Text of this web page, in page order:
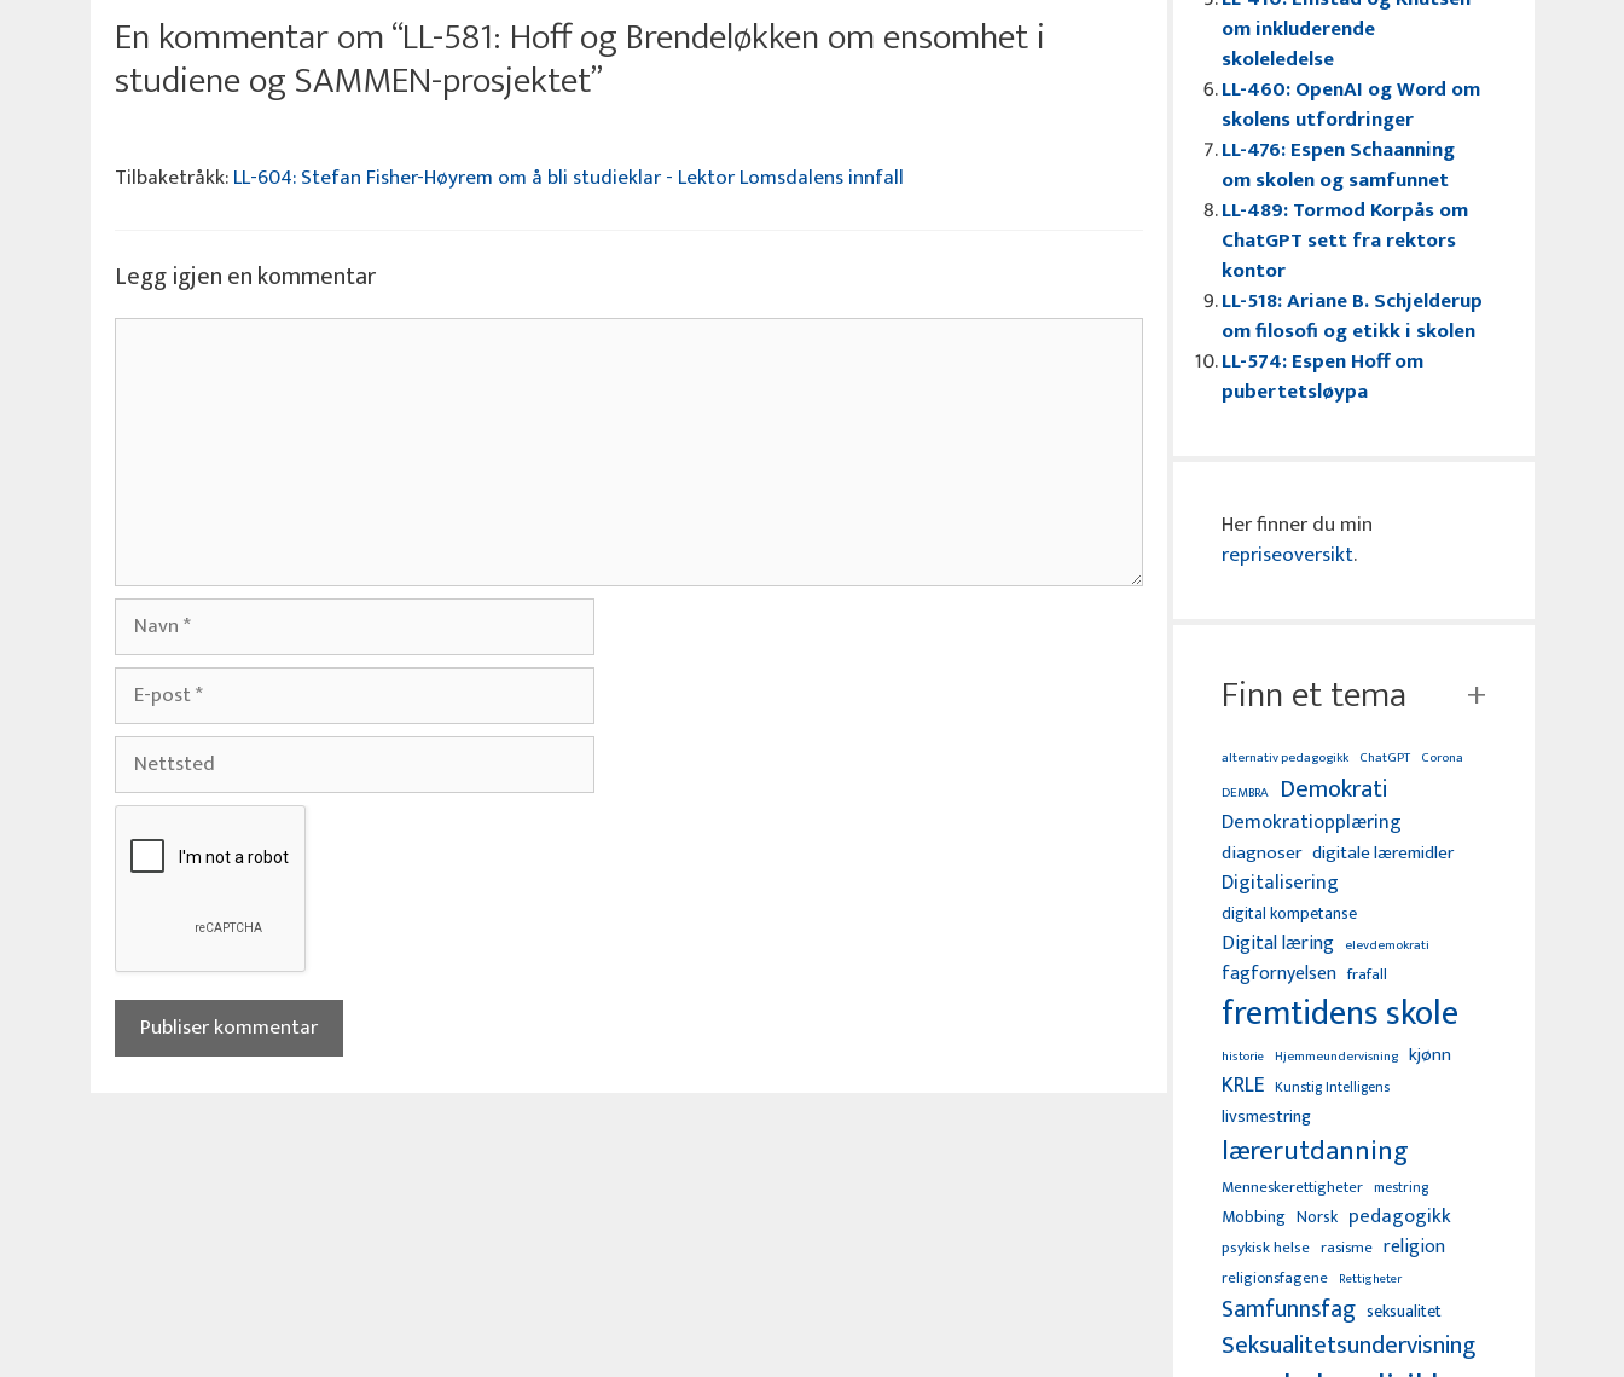
En kommentar om “LL-581: Hoff og Brendeløkken om ensomhet i
studiene og SAMMEN-prosjektet”
Tilbaketråkk:LL-604: Stefan Fisher-Høyrem om å bli studieklar - Lektor Lomsdalens innfall
Legg igjen en kommentar
Navn
post
Nettsted
om inkluderende
skoleledelse
LL-460: OpenAI og Word om
skolens utfordringer
LL-476: Espen Schaanning
om skolen og samfunnet
LL-489: Tormod Korpås om
ChatGPT sett fra rektors
kontor
LL-518: Ariane B. Schjelderup
om filosofi og etikk i skolen
LL-574: Espen Hoff om
pubertetsløypa
Her finner du min
repriseoversikt.
Finn et tema
alternativ pedagogikk ChatGPT Corona
DEMBRA Demokrati
Demokratiopplæring
diagnoser digitale læremidler
Digitalisering
digital kompetanse
Digital læring elevdemokrati
fagfornyelsen frafall
fremtidens skole
historie Hjemmeundervisning kjønn
KRLE Kunstig Intelligens
livsmestring
lærerutdanning
Menneskerettigheter mestring
Mobbing Norsk pedagogikk
psykisk helse rasisme religion
religionsfagene Rettigheter
Samfunnsfag seksualitet
Seksualitetsundervisning